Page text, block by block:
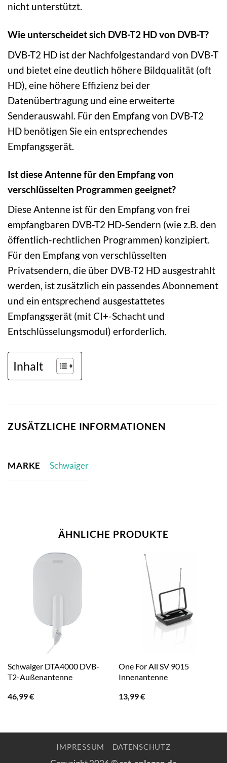
nicht unterstützt.
Wie unterscheidet sich DVB-T2 HD von DVB-T?
DVB-T2 HD ist der Nachfolgestandard von DVB-T
und bietet eine deutlich höhere Bildqualität (oft
HD), eine höhere Effizienz bei der
Datenübertragung und eine erweiterte
Senderauswahl. Für den Empfang von DVB-T2
HD benötigen Sie ein entsprechendes
Empfangsgerät.
Ist diese Antenne für den Empfang von
verschlüsselten Programmen geeignet?
Diese Antenne ist für den Empfang von frei
empfangbaren DVB-T2 HD-Sendern (wie z.B. den
öffentlich-rechtlichen Programmen) konzipiert.
Für den Empfang von verschlüsselten
Privatsendern, die über DVB-T2 HD ausgestrahlt
werden, ist zusätzlich ein passendes Abonnement
und ein entsprechend ausgestattetes
Empfangsgerät (mit CI+-Schacht und
Entschlüsselungsmodul) erforderlich.
Inhalt
ZUSÄTZLICHE INFORMATIONEN
MARKE Schwaiger
ÄHNLICHE PRODUKTE
Schwaiger DTA4000 DVB-
T2-Außenantenne
46,99€
One For All SV 9015
Innenantenne
13,99€
IMPRESSUM DATENSCHUTZ